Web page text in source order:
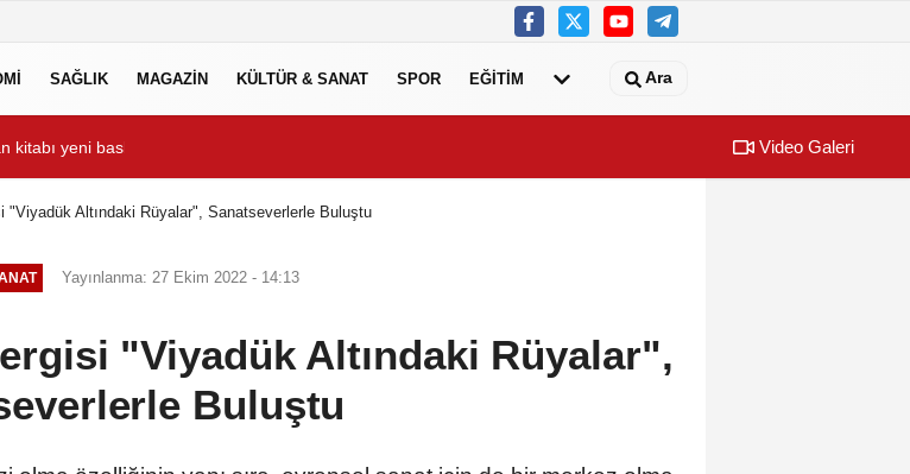
SAĞLIK MAGAZİN KÜLTÜR & SANAT SPOR EĞİTİM Ara
Başkan Şadi
Video Galeri
"Viyadük Altındaki Rüyalar", Sanatseverlerle Buluştu
Yayınlanma: 27 Ekim 2022 - 14:13
"Viyadük Altındaki Rüyalar",
Buluştu